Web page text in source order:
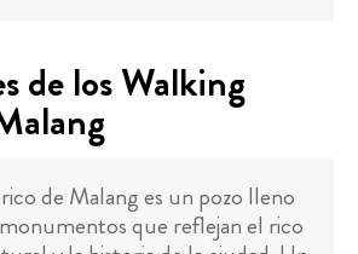
de los Walking
de Malang es un pozo lleno
que reflejan el rico